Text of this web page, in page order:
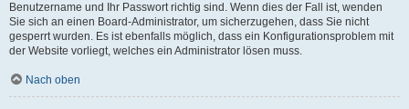
Benutzername und Ihr Passwort richtig sind. Wenn dies der Fall ist, wenden
Sie sich an einen Board-Administrator, um sicherzugehen, dass Sie nicht
gesperrt wurden. Es ist ebenfalls möglich, dass ein Konfigurationsproblem mit
der Website vorliegt, welches ein Administrator lösen muss.
Nach oben